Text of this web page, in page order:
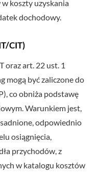
koszty uzyskania
dochodowy.
CIT)
oraz art. 22 ust. 1
mogą być zaliczone do
co obniża podstawę
Warunkiem jest,
odpowiednio
osiągnięcia,
przychodów, z
w katalogu kosztów